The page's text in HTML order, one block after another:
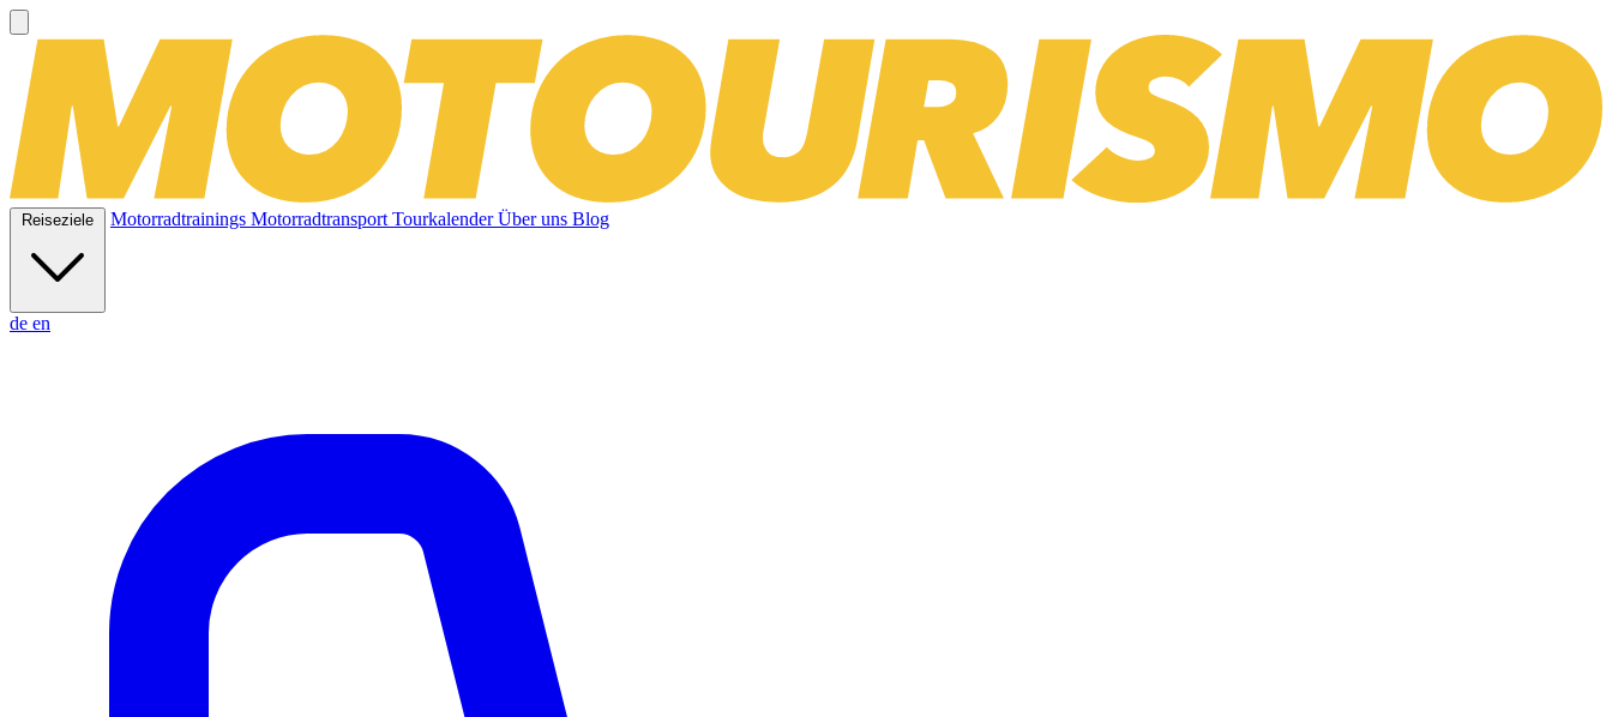
Reiseziele Motorradtrainings Motorradtransport TourkalenderÜber uns Blog
de en